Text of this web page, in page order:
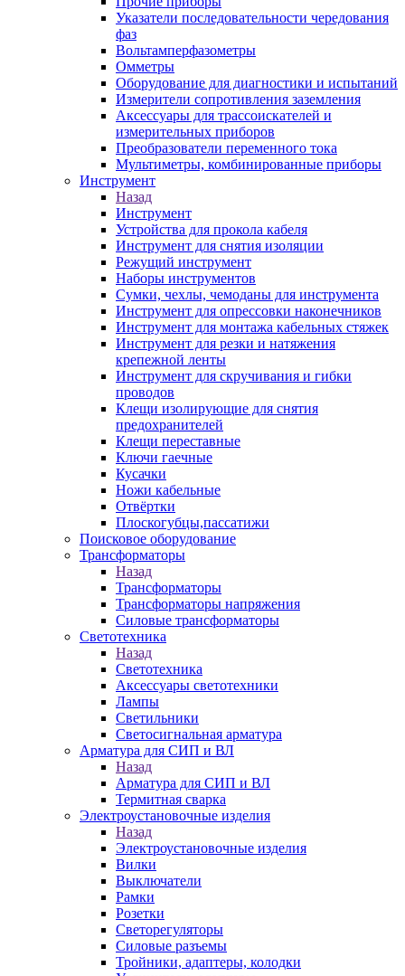
Указатели последовательности чередования
фаз
Вольтамперфазометры
Омметры
Оборудование для диагностики и испытаний
Измерители сопротивления заземления
Аксессуары для трассоискателей и
измерительных приборов
Преобразователи переменного тока
Мультиметры, комбинированные приборы
Инструмент
Назад
Инструмент
Устройства для прокола кабеля
Инструмент для снятия изоляции
Режущий инструмент
Наборы инструментов
Сумки, чехлы, чемоданы для инструмента
Инструмент для опрессовки наконечников
Инструмент для монтажа кабельных стяжек
Инструмент для резки и натяжения
крепежной ленты
Инструмент для скручивания и гибки
проводов
Клещи изолирующие для снятия
предохранителей
Клещи переставные
Ключи гаечные
Кусачки
Ножи кабельные
Отвёртки
Плоскогубцы,пассатижи
Поисковое оборудование
Трансформаторы
Назад
Трансформаторы
Трансформаторы напряжения
Силовые трансформаторы
Светотехника
Назад
Светотехника
Аксессуары светотехники
Лампы
Светильники
Светосигнальная арматура
Арматура для СИП и ВЛ
Назад
Арматура для СИП и ВЛ
Термитная сварка
Электроустановочные изделия
Назад
Электроустановочные изделия
Вилки
Выключатели
Рамки
Розетки
Светорегуляторы
Силовые разъемы
Тройники, адаптеры, колодки